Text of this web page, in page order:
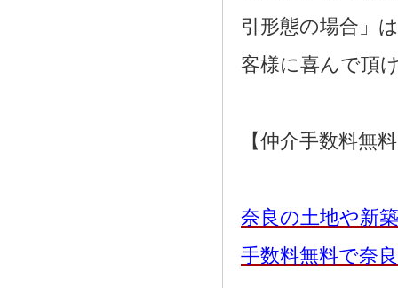
引形態の場合」
客様に喜んで頂
【仲介手数料無
奈良の土地や新
手数料無料で奈